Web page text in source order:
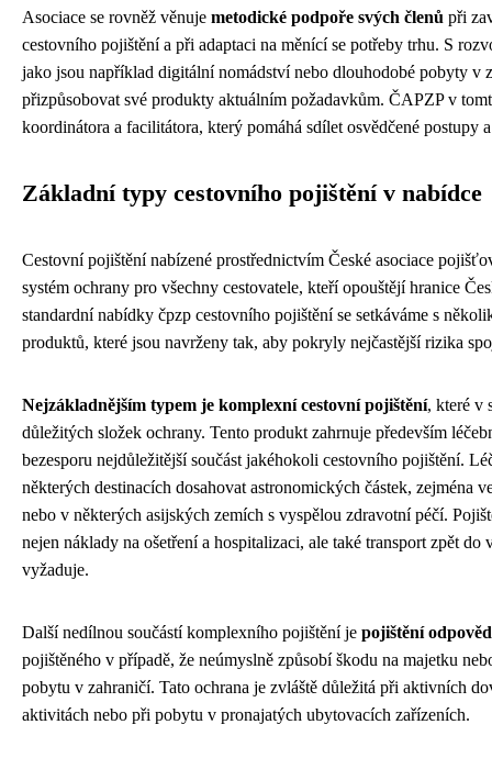
Asociace se rovněž věnuje metodické podpoře svých členů při
cestovního pojištění a při adaptaci na měnící se potřeby trhu. S
jako jsou například digitální nomádství nebo dlouhodobé pobyty v
přizpůsobovat své produkty aktuálním požadavkům. ČAPZP v
koordinátora a facilitátora, který pomáhá sdílet osvědčené postupy
Základní typy cestovního pojištění v nabídce
Cestovní pojištění nabízené prostřednictvím České asociace
systém ochrany pro všechny cestovatele, kteří opouštějí hranice
standardní nabídky čpzp cestovního pojištění se setkáváme s
produktů, které jsou navrženy tak, aby pokryly nejčastější rizika
Nejzákladnějším typem je komplexní cestovní pojištění, které v
důležitých složek ochrany. Tento produkt zahrnuje především
bezesporu nejdůležitější součást jakéhokoli cestovního pojištění.
některých destinacích dosahovat astronomických částek, zejména
nebo v některých asijských zemích s vyspělou zdravotní péčí.
nejen náklady na ošetření a hospitalizaci, ale také transport zpět
vyžaduje.
Další nedílnou součástí komplexního pojištění je pojištění
pojištěného v případě, že neúmyslně způsobí škodu na majetku
pobytu v zahraničí. Tato ochrana je zvláště důležitá při aktivních
aktivitách nebo při pobytu v pronajatých ubytovacích zařízeních.